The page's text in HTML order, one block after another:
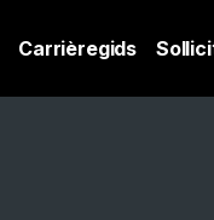
Carrièregids